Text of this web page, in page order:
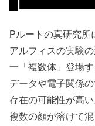
Pルートの真研究所
アルフィスの実験
一「複数体」登場す
データや電子関係
存在の可能性が高い
複数の顔が溶けて